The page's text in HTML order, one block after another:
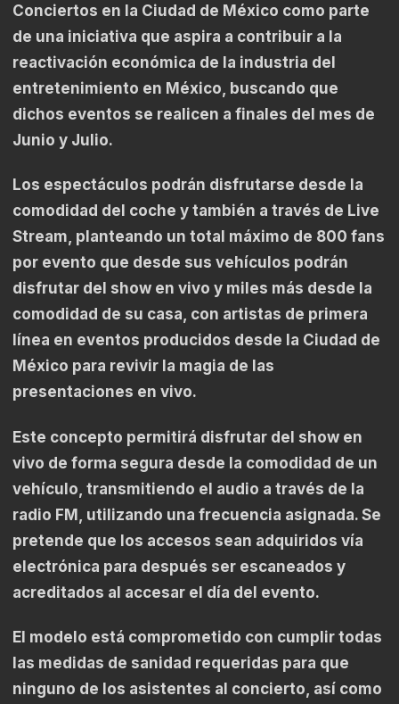
Conciertos en la Ciudad de México como parte
de una iniciativa que aspira a contribuir a la
reactivación económica de la industria del
entretenimiento en México, buscando que
dichos eventos se realicen a finales del mes de
Junio y Julio.
Los espectáculos podrán disfrutarse desde la
comodidad del coche y también a través de Live
Stream, planteando un total máximo de 800 fans
por evento que desde sus vehículos podrán
disfrutar del show en vivo y miles más desde la
comodidad de su casa, con artistas de primera
línea en eventos producidos desde la Ciudad de
México para revivir la magia de las
presentaciones en vivo.
Este concepto permitirá disfrutar del show en
vivo de forma segura desde la comodidad de un
vehículo, transmitiendo el audio a través de la
radio FM, utilizando una frecuencia asignada. Se
pretende que los accesos sean adquiridos vía
electrónica para después ser escaneados y
acreditados al accesar el día del evento.
El modelo está comprometido con cumplir todas
las medidas de sanidad requeridas para que
ninguno de los asistentes al concierto, así como